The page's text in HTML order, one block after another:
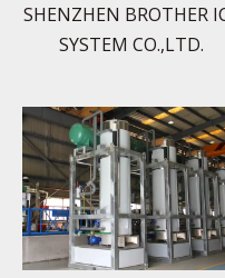
SHENZHEN BROTHER
SYSTEM CO.,LTD.